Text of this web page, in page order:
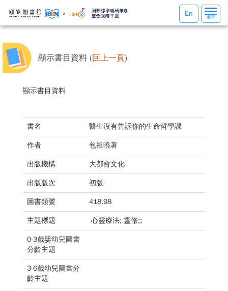
選
單
選單
En
顯示書目資料 (回上一頁)
顯示書目資料
書名 醫生沒有告訴你的生命哲學課
作者 包祖曉著
出版機構 大都會文化
出版版次 初版
圖書類號 418.98
主題標題 心靈療法; 靈修;;
0-3歲嬰幼兒圖書
分齡主題
3-6歲幼兒圖書分
齡主題